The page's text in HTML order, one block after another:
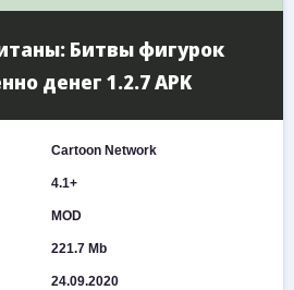
Битвы фигурок
денег 1.2.7 APK
Cartoon Network
4.1+
MOD
221.7 Mb
24.09.2020